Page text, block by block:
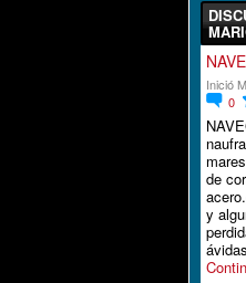
Inició
0
de
y